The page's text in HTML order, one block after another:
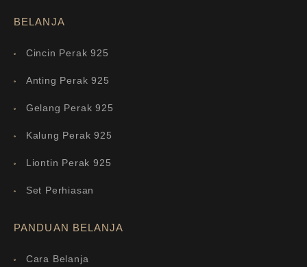
BELANJA
Cincin Perak 925
Anting Perak 925
Gelang Perak 925
Kalung Perak 925
Liontin Perak 925
Set Perhiasan
PANDUAN BELANJA
Cara Belanja